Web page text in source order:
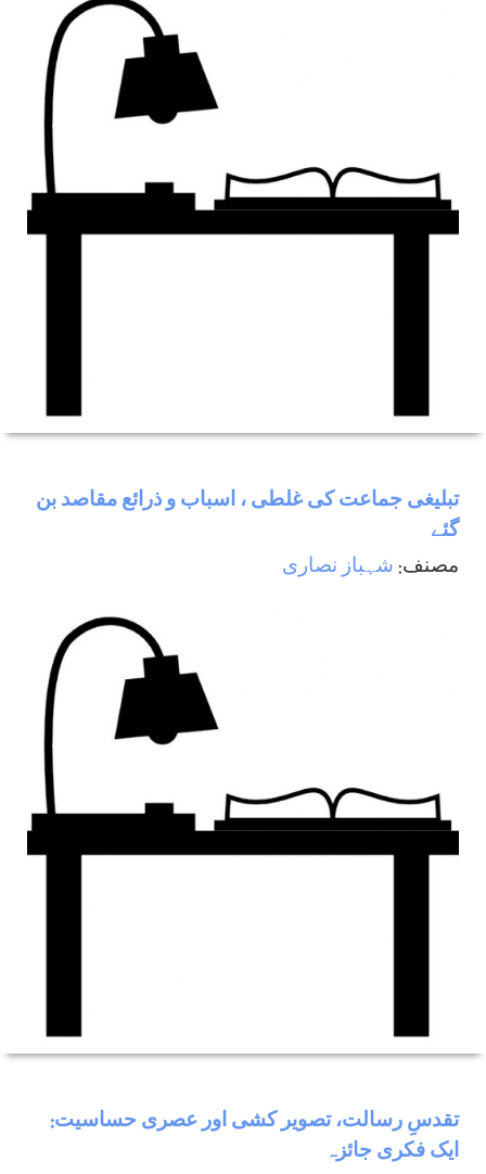
تبليغی جماعت كی غلطی ، اسباب و ذرائع مقاصد بن
گئے
مصنف: شہباز نصاری
تقدسِ رسالت، تصویر کشی اور عصری حساسیت:
ایک فکری جائزہ